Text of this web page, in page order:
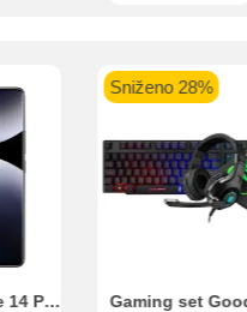
Xiaomi Redmi Note 14 Pro 8GB 256GB Crni
Sniženo 28%
jednu od slikovito prikazanih
Obročna